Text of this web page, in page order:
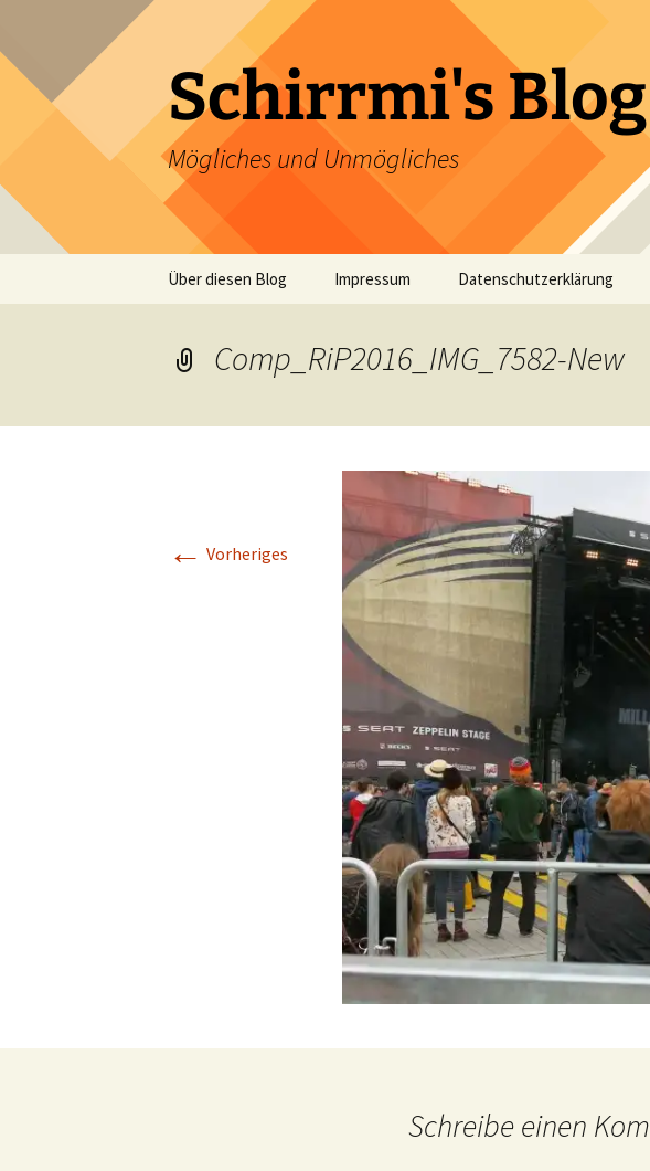
springen
Schirrmi's Blog
Mögliches und Unmögliches
Über diesen Blog Impressum Datenschutzerklärung
Comp_RiP2016_IMG_7582-New
← Vorheriges
Schreibe einen